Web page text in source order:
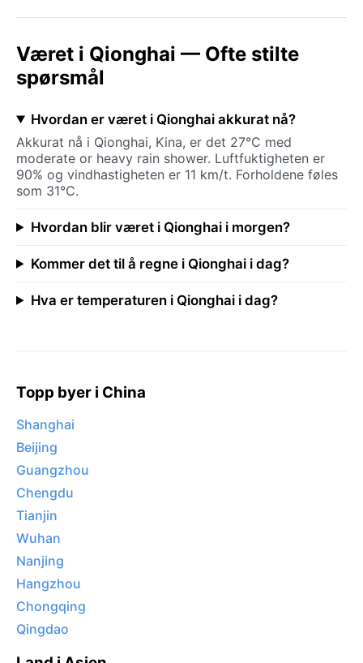
Været i Qionghai — Ofte stilte
spørsmål
Hvordan er været i Qionghai akkurat nå?
Akkurat nå i Qionghai, Kina, er det 27°C med
moderate or heavy rain shower. Luftfuktigheten er
90% og vindhastigheten er 11 km/t. Forholdene føles
som 31°C.
Hvordan blir været i Qionghai i morgen?
Kommer det til å regne i Qionghai i dag?
Hva er temperaturen i Qionghai i dag?
Topp byer i China
Shanghai
Beijing
Guangzhou
Chengdu
Tianjin
Wuhan
Nanjing
Hangzhou
Chongqing
Qingdao